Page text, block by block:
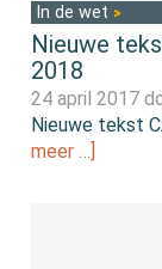
In de wet
Nieuwe
2018
24 april 2017
Nieuwe tekst
meer …]